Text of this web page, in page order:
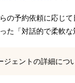
の予約依頼に応じ
た「対話的で柔軟な
ジェントの詳細につ